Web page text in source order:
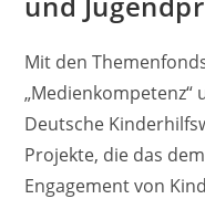
Mit den
„Medienkompetenz“
Deutsche
Projekte, die das
Engagement von